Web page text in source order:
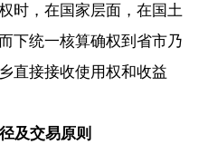
时，在国家层面，在国土
下统一核算确权到省市乃
直接接收使用权和收益
及交易原则